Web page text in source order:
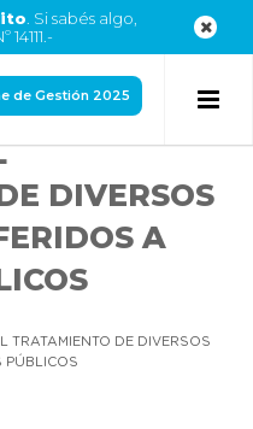
. Si sabés algo,
de Gestión 2025
DIVERSOS
A
TRATAMIENTO DE DIVERSOS
PÚBLICOS